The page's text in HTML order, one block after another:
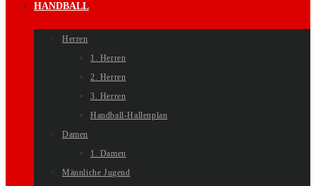
HANDBALL
Herren
1. Herren
2. Herren
3. Herren
Handball-Hallenplan
Damen
1. Damen
Männliche Jugend